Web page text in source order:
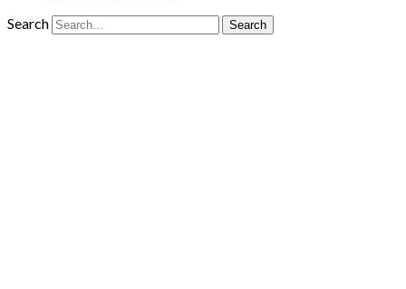
Search
Search